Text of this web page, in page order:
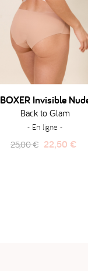
BOXER Invisible
Back to Glam
- En ligne -
Prix
25,00 € Prix
22,50 €